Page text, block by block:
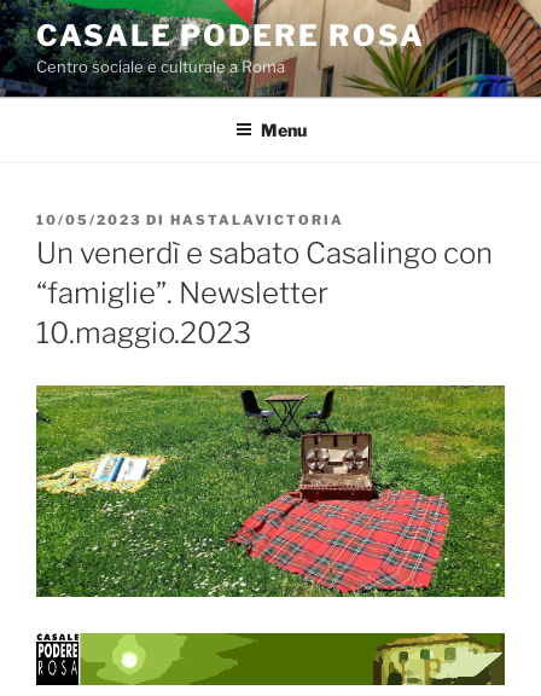
Salta
al
contenuto
CASALE PODERE ROSA
Centro sociale e culturale a Roma
Menu
PUBBLICATO
IL
10/05/2023 DI HASTALAVICTORIA
Un venerdì e sabato Casalingo con
“famiglie”. Newsletter
10.maggio.2023